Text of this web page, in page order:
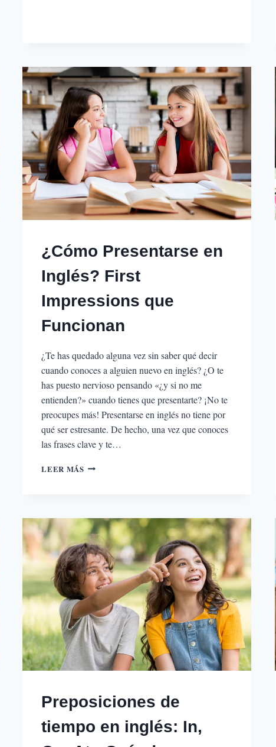
EN
EL
APRENDIZAJE
DEL
INGLÉS?
¿Cómo Presentarse en
Inglés? First
Impressions que
Funcionan
¿Te has quedado alguna vez sin saber qué decir
cuando conoces a alguien nuevo en inglés? ¿O te
has puesto nervioso pensando «¿y si no me
entienden?» cuando tienes que presentarte? ¡No te
preocupes más! Presentarse en inglés no tiene por
qué ser estresante. De hecho, una vez que conoces
las frases clave y te…
LEER MÁS¿CÓMO
IMPRESSIONS
QUE
FUNCIONAN
Preposiciones de
tiempo en inglés: In,